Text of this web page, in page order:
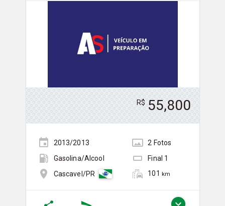
R$ 55,800
2013/2013 2 Fotos
Gasolina/Álcool
Final 1
Cascavel/PR
101 km